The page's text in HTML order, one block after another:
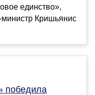
единство»,
министр Кришьянис
победила